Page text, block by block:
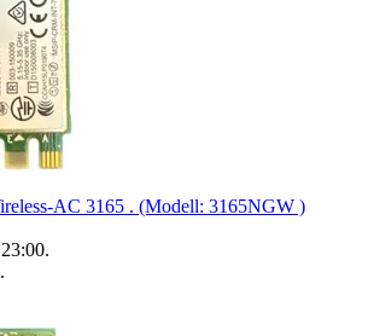
AC 3165 . (Modell: 3165NGW )
.
.